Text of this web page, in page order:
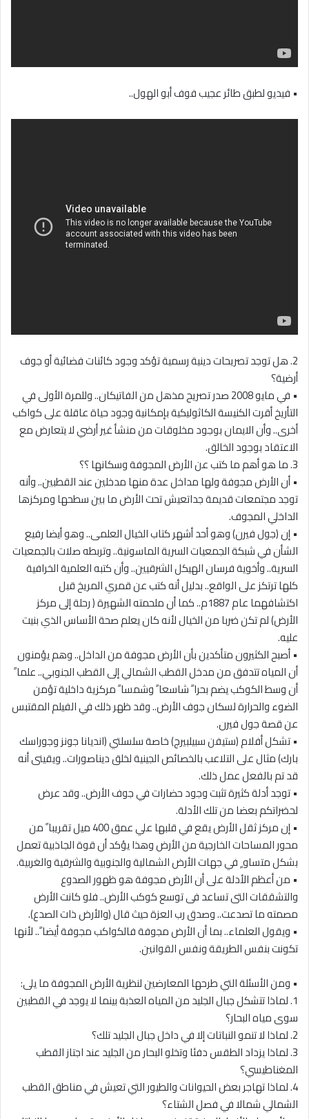
• فيديو لطبق طائر عجيب فوف أبو الهول..
2. هل توجد تصريحات دينية رسمية تؤكد وجود كائنات فضائية أو جوف
أرضية؟
• في مايو 2008 صدر تصريح مذهل من الفاتيكان.. وللمرة الأولى في
التأريخ أقرت الكنيسة الكاثوليكية بإمكانية وجود حياة عاقلة على كواكب
أخرى.. وأن الايمان بوجود مخلوقات من منشأ غير أرضي لا يتعارض مع
الاعتقاد بوجود الخالق.
3. ما هو أهم ما كتب عن الأرض المجوفة وسكانها ؟؟
• أن الأرض مجوفة ولها مداخل عدة منها مدخلين عند القطبين.. وأنه
توجد مجتمعات قديمة جداتعيش تحت الأرض ما بين سطحها ومركزها
الداخلي المجوف.
• إن (جول فيرن) وهو أحد أشهر كتاب الخيال العلمى.. وهو أيضا رفيع
الشأن في شبكة الجمعيات السرية الماسونية.. وتربطه صلات بالجمعيات
السرية.. وأخوية فرسان الهيكل الشرقيين.. وأن كتبه العلمية الخرافية
كلها ترتكز على الواقع.. بدليل أنه كتب عن قمري المريخ قبل
اكتشافهما عام 1887م.. كما أن ملحمته الشهيرة ( رحلة إلى مركز
الأرض) لم تكن ضربا من الخيال لأنه كان يعلم صحة الأساس الذي بنيت
عليه.
• أصبح الكثيرون متأكدين بأن الأرض مجوفة من الداخل.. وهم يؤمنون
أن المياه تتدفق من مدخل القطب الشمالي إلى القطب الجنوبي.. علما ً
أن وسط الكوكب يضم بحرا ً شاسعا ً وشمسا ً مركزية داخلية تؤمن
الضوء والحرارة لسكان جوف الأرض.. وقد ظهر ذلك في الفيلم المقتبس
عن قصة جول فيرن.
• تشكل أفلام (ستيفن سبيلبيرج) خاصة سلسلتي (انديانا جونز وجوراسك
بارك) مثال على التلاعب بالخصائص الجينية لخلق ديناصورات.. ويقينى أنه
قد تم بالفعل عمل ذلك.
• توجد أدلة كثيرة تثبت وجود حضارات في جوف الأرض.. وقد عرض
لحضراتكم بعضا من تلك الأدلة.
• إن مركز ثقل الأرض يقع في قلبها علي عمق 400 ميل تقريبا ً من
محور المساحات الخارجية من الأرض وهذا يؤكد أن قوة الجاذبية تعمل
بشكل متساو ٍ في جهات الأرض الشمالية والجنوبية والشرقية والغربية.
• من أعظم الأدلة على أن الأرض مجوفة هو ظهور الصدوع
والتشققات التى تساعد فى توسع كوكب الأرض.. فلو كانت الأرض
مصمته ما تصدعت.. وصدق رب العزة حيث قال (والأرض ذات الصدع).
• ويقول العلماء.. بما أن الأرض مجوفة فالكواكب مجوفة أيضا ً.. لأنها
تكونت بنفس الطريقة ونفس القوانين.
• ومن الأسئلة التي طرحها المعارضين لنظرية الأرض المجوفة ما يلى:
1. لماذا تتشكل جبال الجليد من المياه العذبة بينما لا يوجد في القطبين
سوى مياه البحار؟
2. لماذا لا تنمو النباتات إلا في داخل جبال الجليد تلك؟
3. لماذا يزداد الطقس دفئا وتخلو البحار من الجليد عند اجتاز القطب
المغناطيسي؟
4. لماذا تهاجر بعض الحيوانات والطيور التي تعيش في مناطق القطب
الشمالي شمالا في فصل الشتاء؟